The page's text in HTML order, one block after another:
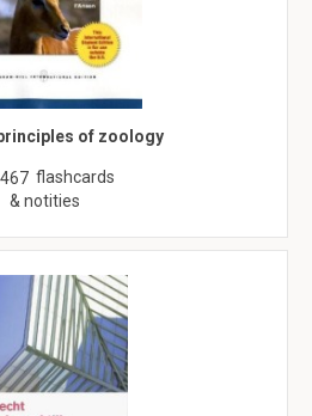
of zoology
467 flashcards
& notities